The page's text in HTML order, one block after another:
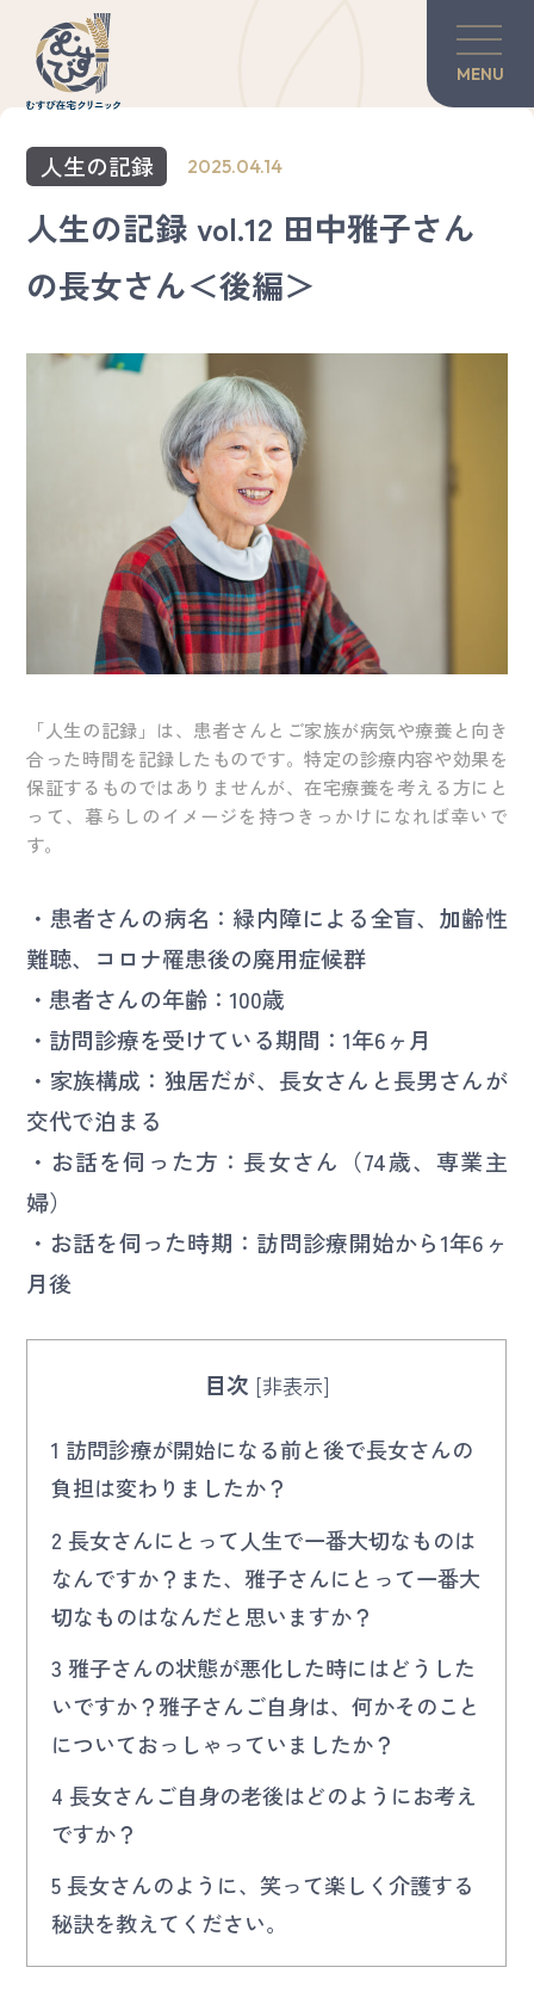
よくある質問 採用情報
お問い合わせ
当院の紹介
訪問診療について
対談・コラム
患者さんのご家族へ
グリーフケア
医師×歯科医師の力
MENU
人生の記録 2025.04.14
人生の記録 vol.12 田中雅子さん
の長女さん＜後編＞
「人生の記録」は、患者さんとご家族が病気や療養と向き
合った時間を記録したものです。特定の診療内容や効果を
保証するものではありませんが、在宅療養を考える方にと
って、暮らしのイメージを持つきっかけになれば幸いで
す。
・患者さんの病名：緑内障による全盲、加齢性
難聴、コロナ罹患後の廃用症候群
・患者さんの年齢：100歳
・訪問診療を受けている期間：1年6ヶ月
・家族構成：独居だが、長女さんと長男さんが
交代で泊まる
・お話を伺った方：長女さん（74歳、専業主
婦）
・お話を伺った時期：訪問診療開始から1年6ヶ
月後
目次 [非表示]
1 訪問診療が開始になる前と後で長女さんの
負担は変わりましたか？
2 長女さんにとって人生で一番大切なものは
なんですか？また、雅子さんにとって一番大
切なものはなんだと思いますか？
3 雅子さんの状態が悪化した時にはどうした
いですか？雅子さんご自身は、何かそのこと
についておっしゃっていましたか？
4 長女さんご自身の老後はどのようにお考え
ですか？
5長女さんのように、笑って楽しく介護する
秘訣を教えてください。